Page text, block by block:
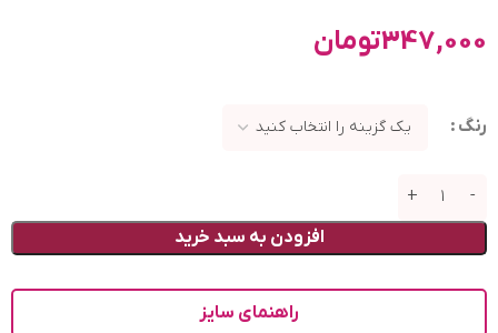
347,000تومان
رنگ
افزودن به سبد خرید
راهنمای سایز